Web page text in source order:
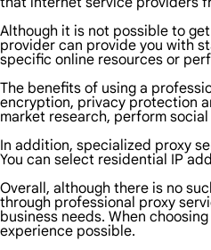
Although it is not possible to
provider can provide you with
specific online resources or
The benefits of using a
encryption, privacy protection
market research, perform
In addition, specialized proxy
You can select residential IP
Overall, although there is no
through professional proxy
business needs. When
experience possible.